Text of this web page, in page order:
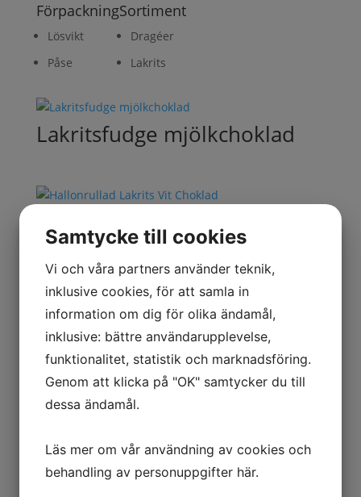
Förpackning
Lösvikt
Påse
Sortiment
Dragéer
Lakrits
Lakritsfudge mjölkchoklad
Hallonrullad Lakrits Vit
Choklad
Lakrits Vit Choklad med
yoghurtsmak
Lakritsrullar Mjölkchoklad
Samtycke till cookies
Vi och våra partners använder teknik,
inklusive cookies, för att samla in
information om dig för olika ändamål,
inklusive: bättre användarupplevelse,
funktionalitet, statistik och marknadsföring.
Genom att klicka på "OK" samtycker du till
dessa ändamål.
Läs mer om vår användning av cookies och
behandling av personuppgifter här.